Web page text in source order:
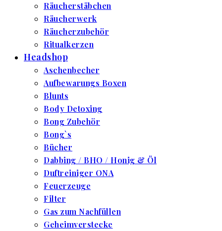
Räucherstäbchen
Räucherwerk
Räucherzubehör
Ritualkerzen
Headshop
Aschenbecher
Aufbewarungs Boxen
Blunts
Body Detoxing
Bong Zubehör
Bong`s
Bücher
Dabbing / BHO / Honig & Öl
Duftreiniger ONA
Feuerzeuge
Filter
Gas zum Nachfüllen
Geheimverstecke